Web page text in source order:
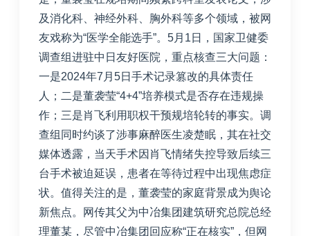
及消化科、神经外科、胸外科等多个领域，被网
友戏称为“医学全能选手”。 5月1日，国家卫健委
调查组进驻中日友好医院，重点核查三大问题：
一是2024年7月5日手术记录篡改的具体责任
人；二是董袭莹“4+4”培养模式是否存在违规操
作；三是肖飞利用职权干预规培轮转的事实。调
查组同时约谈了涉事麻醉医生凌楚眠，其在社交
媒体透露，当天手术因肖飞情绪失控导致后续三
台手术被迫延误，患者在等待过程中出现焦虑症
状。 值得关注的是，董袭莹的家庭背景成为舆论
新焦点。网传其父为中冶集团建筑研究总院总经
理董某，尽管中冶集团回应称“正在核实”，但网